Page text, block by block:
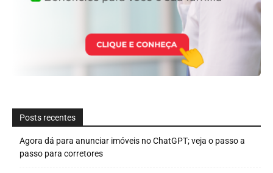
Posts recentes
Agora dá para anunciar imóveis no ChatGPT; veja o passo a
passo para corretores